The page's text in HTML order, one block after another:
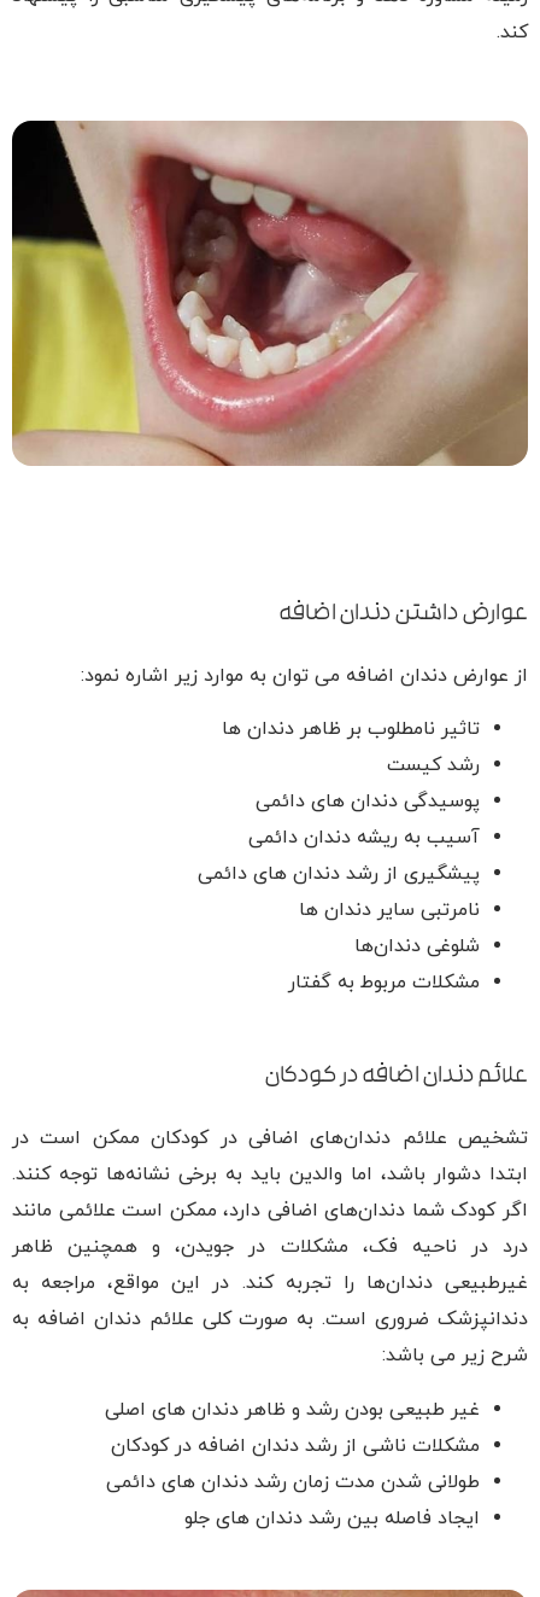
کند.
عوارض داشتن دندان اضافه
از عوارض دندان اضافه می توان به موارد زیر اشاره نمود:
تاثیر نامطلوب بر ظاهر دندان ها
رشد کیست
پوسیدگی دندان های دائمی
آسیب به ریشه دندان دائمی
پیشگیری از رشد دندان های دائمی
نامرتبی سایر دندان ها
شلوغی دندان‌ها
مشکلات مربوط به گفتار
علائم دندان اضافه در کودکان
تشخیص علائم دندان‌های اضافی در کودکان ممکن است در
ابتدا دشوار باشد، اما والدین باید به برخی نشانه‌ها توجه کنند.
اگر کودک شما دندان‌های اضافی دارد، ممکن است علائمی مانند
درد در ناحیه فک، مشکلات در جویدن، و همچنین ظاهر
غیرطبیعی دندان‌ها را تجربه کند. در این مواقع، مراجعه به
دندانپزشک ضروری است. به صورت کلی علائم دندان اضافه به
شرح زیر می باشد:
غیر طبیعی بودن رشد و ظاهر دندان های اصلی
مشکلات ناشی از رشد دندان اضافه در کودکان
طولانی شدن مدت زمان رشد دندان های دائمی
ایجاد فاصله بین رشد دندان های جلو